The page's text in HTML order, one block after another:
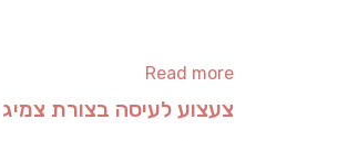
Read more
צעצוע לעיסה בצורת צמיג עם